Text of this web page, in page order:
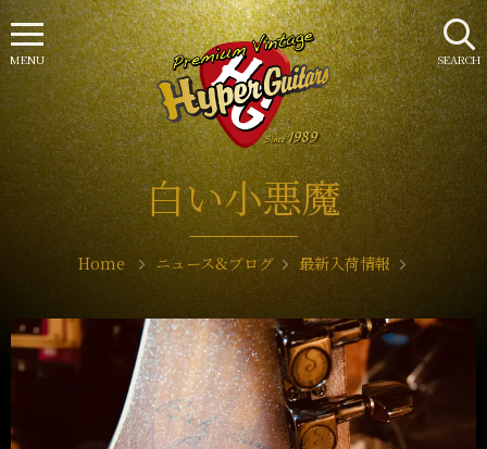
白い小悪魔
Home ニュース&ブログ 最新入荷情報
SEARCH
MENU